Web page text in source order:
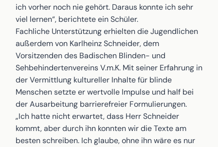
ich vorher noch nie gehört. Daraus konnte ich sehr
viel lernen“, berichtete ein Schüler.
Fachliche Unterstützung erhielten die Jugendlichen
außerdem von Karlheinz Schneider, dem
Vorsitzenden des Badischen Blinden- und
Sehbehindertenvereins V.m.K. Mit seiner Erfahrung in
der Vermittlung kultureller Inhalte für blinde
Menschen setzte er wertvolle Impulse und half bei
der Ausarbeitung barrierefreier Formulierungen.
„Ich hatte nicht erwartet, dass Herr Schneider
kommt, aber durch ihn konnten wir die Texte am
besten schreiben. Ich glaube, ohne ihn wäre es nur